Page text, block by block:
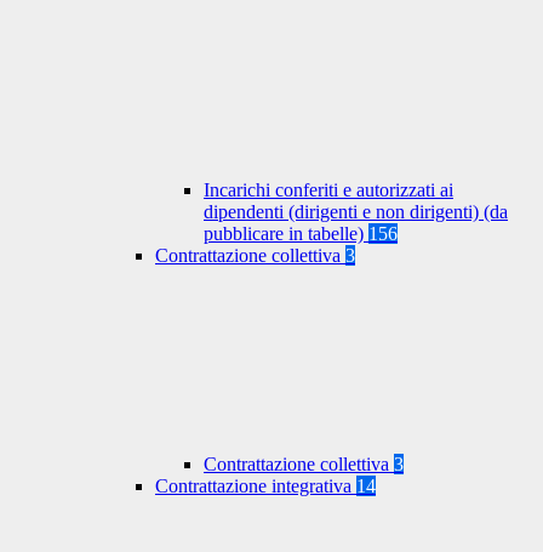
Incarichi conferiti e autorizzati ai
dipendenti (dirigenti e non dirigenti) (da
pubblicare in tabelle) 156
Contrattazione collettiva 3
Contrattazione collettiva 3
Contrattazione integrativa 14